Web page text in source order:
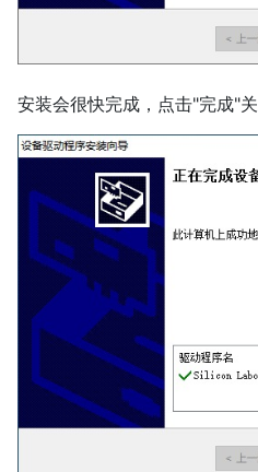
安装会很快完成，点击"完成"